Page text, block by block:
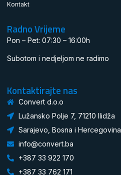
Kontakt
Radno Vrijeme
Pon – Pet: 07:30 – 16:00h
Subotom i nedjeljom ne radimo
Kontaktirajte nas
Convert d.o.o
Lužansko Polje 7, 71210 Ilidža
Sarajevo, Bosna i Hercegovina
info@convert.ba
+387 33 922 170
+387 33 762 171